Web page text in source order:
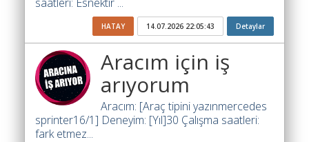
Sınır
Değer
Hesaplama
Akaryakıt
Fiyatları
HATAY 14.07.2026 22:05:43 Detaylar
Aracım için iş
arıyorum
Aracım: [Araç tipini yazınmercedes
sprinter16/1] Deneyim: [Yıl]30 Çalışma saatleri:
fark etmez...